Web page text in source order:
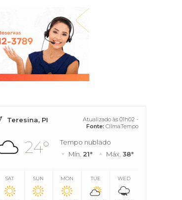
Teresina, PI
Atualizado às 01h02 -
Fonte: ClimaTempo
24°
Tempo nublado
Mín. 21° Máx. 38°
SAT SUN MON TUE WED